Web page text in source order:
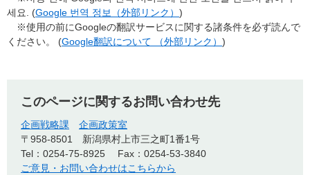
세요. (Google 번역 정보（外部リンク） )
※使用の前にGoogleの翻訳サービスに関する諸条件を必ず読んで
ください。 (Google翻訳について （外部リンク） )
このページに関するお問い合わせ先
企画戦略課
企画政策室
〒958-8501
新潟県村上市三之町1番1号
Tel：0254-75-8925
Fax：0254-53-3840
ご意見・お問い合わせはこちらから